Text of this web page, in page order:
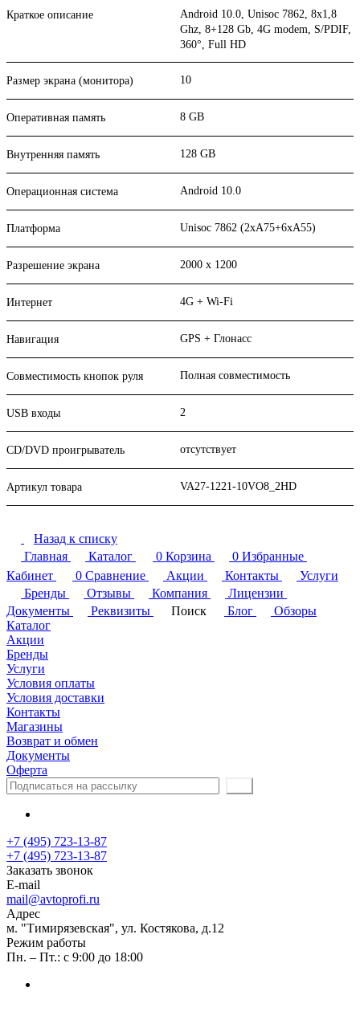
Краткое описание
Android 10.0, Unisoc 7862, 8х1,8
Ghz, 8+128 Gb, 4G modem, S/PDIF,
360°, Full HD
Размер экрана (монитора) 10
Оперативная память 8 GB
Внутренняя память 128 GB
Операционная система Android 10.0
Платформа Unisoc 7862 (2xA75+6xA55)
Разрешение экрана 2000 x 1200
Интернет 4G + Wi-Fi
Навигация GPS + Глонасс
Совместимость кнопок руля Полная совместимость
USB входы 2
CD/DVD проигрыватель отсутствует
Артикул товара VA27-1221-10VO8_2HD
Назад к списку
Главная
Каталог 0 Корзина 0 Избранные
Кабинет
0 Сравнение Акции Контакты
Услуги
Бренды
Отзывы Компания
Лицензии
Документы
Реквизиты Поиск Блог
Обзоры
Каталог
Акции
Бренды
Услуги
Условия оплаты
Условия доставки
Контакты
Магазины
Возврат и обмен
Документы
Оферта
+7 (495) 723-13-87
+7 (495) 723-13-87
Заказать звонок
E-mail
mail@avtoprofi.ru
Адрес
м. "Тимирязевская", ул. Костякова, д.12
Режим работы
Пн. – Пт.: с 9:00 до 18:00